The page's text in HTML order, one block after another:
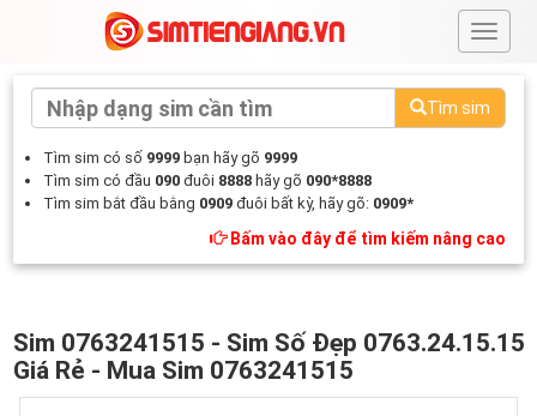
#
Tìm sim
Tìm sim có số 9999 bạn hãy gõ 9999
Tìm sim có đầu 090 đuôi 8888 hãy gõ 090*8888
Tìm sim bắt đầu bằng 0909 đuôi bất kỳ, hãy gõ: 0909*
Bấm vào đây để tìm kiếm nâng cao
Sim 0763241515 - Sim Số Đẹp 0763.24.15.15
Giá Rẻ - Mua Sim 0763241515